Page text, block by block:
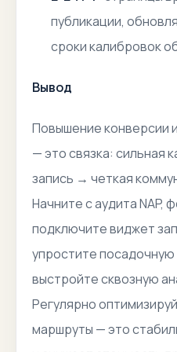
публикации,
сроки калибровок
Вывод
Повышение конверсии
— это связка: сильная
запись → четкая
Начните с аудита NAP,
подключите виджет
упростите посадочную
выстройте сквозную
Регулярно
маршруты — это